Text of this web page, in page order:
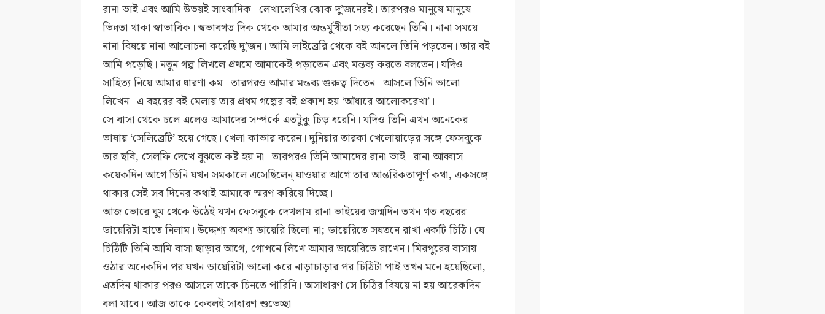
রানা ভাই এবং আমি উভয়ই সাংবাদিক। লেখালেখির ঝোক দু’জনেরই। তারপরও মানুষে মানুষে
ভিন্নতা থাকা স্বাভাবিক। স্বভাবগত দিক থেকে আমার অন্তর্মুখীতা সহ্য করেছেন তিনি। নানা সময়ে
নানা বিষয়ে নানা আলোচনা করেছি দু’জন। আমি লাইব্রেরি থেকে বই আনলে তিনি পড়তেন। তার বই
আমি পড়েছি। নতুন গল্প লিখলে প্রথমে আমাকেই পড়াতেন এবং মন্তব্য করতে বলতেন। যদিও
সাহিত্য নিয়ে আমার ধারণা কম। তারপরও আমার মন্তব্য গুরুত্ব দিতেন। আসলে তিনি ভালো
লিখেন। এ বছরের বই মেলায় তার প্রথম গল্পের বই প্রকাশ হয় ‘আঁধারে আলোকরেখা’।
সে বাসা থেকে চলে এলেও আমাদের সম্পর্কে এতটুকু চিড় ধরেনি। যদিও তিনি এখন অনেকের
ভাষায় ‘সেলিব্রেটি’ হয়ে গেছে। খেলা কাভার করেন। দুনিয়ার তারকা খেলোয়াড়ের সঙ্গে ফেসবুকে
তার ছবি, সেলফি দেখে বুঝতে কষ্ট হয় না। তারপরও তিনি আমাদের রানা ভাই। রানা আব্বাস।
কয়েকদিন আগে তিনি যখন সমকালে এসেছিলেন্ যাওয়ার আগে তার আন্তরিকতাপূর্ণ কথা, একসঙ্গে
থাকার সেই সব দিনের কথাই আমাকে স্মরণ করিয়ে দিচ্ছে।
আজ ভোরে ঘুম থেকে উঠেই যখন ফেসবুকে দেখলাম রানা ভাইয়ের জন্মদিন তখন গত বছরের
ডায়েরিটা হাতে নিলাম। উদ্দেশ্য অবশ্য ডায়েরি ছিলো না; ডায়েরিতে সযতনে রাখা একটি চিঠি। যে
চিঠিটি তিনি আমি বাসা ছাড়ার আগে, গোপনে লিখে আমার ডায়েরিতে রাখেন। মিরপুরের বাসায়
ওঠার অনেকদিন পর যখন ডায়েরিটা ভালো করে নাড়াচাড়ার পর চিঠিটা পাই তখন মনে হয়েছিলো,
এতদিন থাকার পরও আসলে তাকে চিনতে পারিনি। অসাধারণ সে চিঠির বিষয়ে না হয় আরেকদিন
বলা যাবে। আজ তাকে কেবলই সাধারণ শুভেচ্ছা।